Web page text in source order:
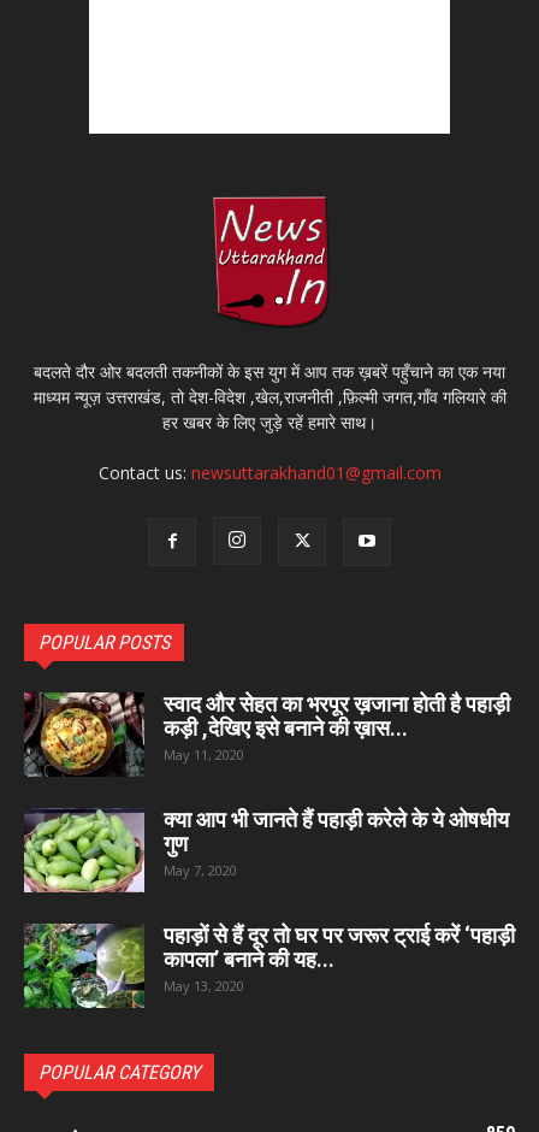
बदलते दौर ओर बदलती तकनीकों के इस युग में आप तक ख़बरें पहुँचाने का एक नया
माध्यम न्यूज़ उत्तराखंड, तो देश-विदेश ,खेल,राजनीती ,फ़िल्मी जगत,गाँव गलियारे की
हर खबर के लिए जुड़े रहें हमारे साथ।
Contact us: newsuttarakhand01@gmail.com
POPULAR POSTS
स्वाद और सेहत का भरपूर ख़जाना होती है पहाड़ी
कड़ी ,देखिए इसे बनाने की ख़ास...
May 11, 2020
क्या आप भी जानते हैं पहाड़ी करेले के ये ओषधीय
गुण
May 7, 2020
पहाड़ों से हैं दूर तो घर पर जरूर ट्राई करें ‘पहाड़ी
कापला’ बनाने की यह...
May 13, 2020
POPULAR CATEGORY